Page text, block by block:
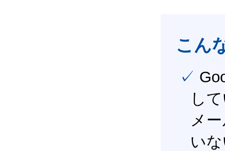
こん
✓ Google Workspace（旧G Suite） を社内で導入
し
メ
い